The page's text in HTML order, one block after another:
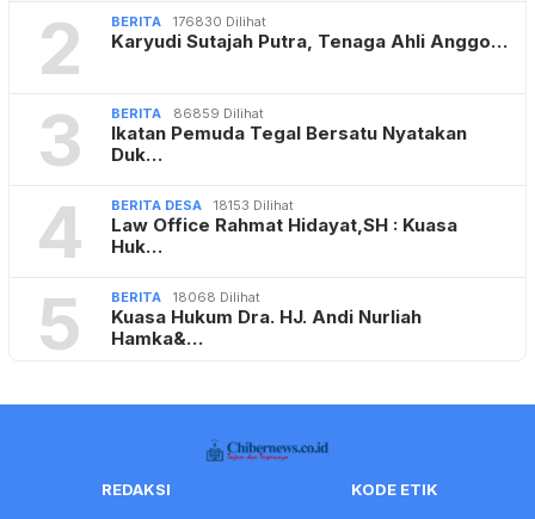
2 BERITA 176830 Dilihat
Karyudi Sutajah Putra, Tenaga Ahli Anggo…
3 BERITA 86859 Dilihat
Ikatan Pemuda Tegal Bersatu Nyatakan
Duk…
4 BERITA DESA 18153 Dilihat
Law Office Rahmat Hidayat,SH : Kuasa
Huk…
5 BERITA 18068 Dilihat
Kuasa Hukum Dra. HJ. Andi Nurliah
Hamka&…
REDAKSI
KODE ETIK